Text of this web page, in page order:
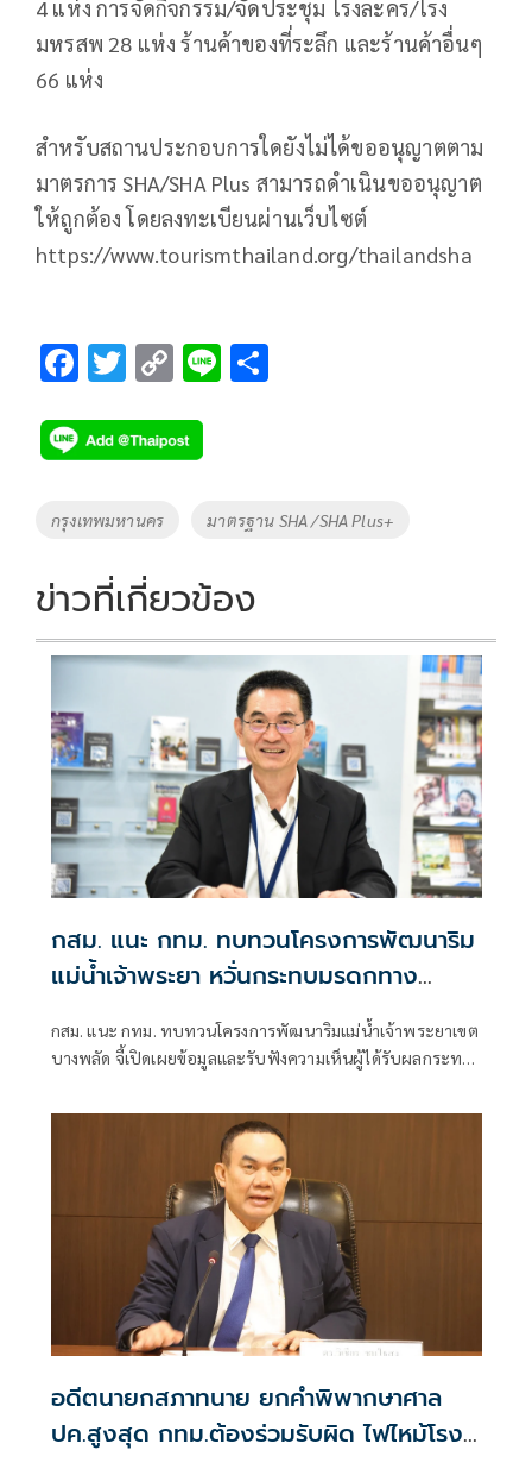
4 แห่ง การจัดกิจกรรม/จัดประชุม โรงละคร/โรง
มหรสพ 28 แห่ง ร้านค้าของที่ระลึก และร้านค้าอื่นๆ
66 แห่ง
สำหรับสถานประกอบการใดยังไม่ได้ขออนุญาตตาม
มาตรการ SHA/SHA Plus สามารถดำเนินขออนุญาต
ให้ถูกต้อง โดยลงทะเบียนผ่านเว็บไซต์
https://www.tourismthailand.org/thailandsha
F
e
b
o
k
T
tt
er
C
p
y
k
Li
Tags
กรุงเทพมหานคร มาตรฐาน SHA /SHA Plus+
ข่าวที่เกี่ยวข้อง
กสม. แนะ กทม. ทบทวนโครงการพัฒนาริม
แม่น้ำเจ้าพระยา หวั่นกระทบมรดกทาง
กสม. แนะ กทม. ทบทวนโครงการพัฒนาริมแม่น้ำเจ้าพระยาเขต
บางพลัด จี้เปิดเผยข้อมูลและรับฟังความเห็นผู้ได้รับผลกระทบ
มรดกทางวัฒนธรรม
อดีตนายกสภาทนาย ยกคำพิพากษาศาล
ปค.สูงสุด กทม.ต้องร่วมรับผิด ไฟไหม้โรง